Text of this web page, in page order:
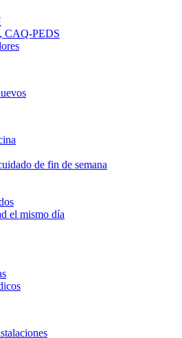
CAQ-PEDS
de fin de semana
el mismo día